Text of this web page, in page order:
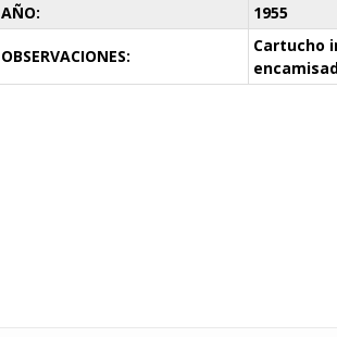
AÑO:
1955
OBSERVACIONES:
Cartucho